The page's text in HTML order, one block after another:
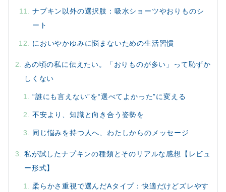
ナプキン以外の選択肢：吸水ショーツやおりものシ
ート
においやかゆみに悩まないための生活習慣
あの頃の私に伝えたい。「おりものが多い」って恥ずか
しくない
“誰にも言えない”を“選べてよかった”に変える
不安より、知識と向き合う姿勢を
同じ悩みを持つ人へ、わたしからのメッセージ
私が試したナプキンの種類とそのリアルな感想【レビュ
ー形式】
柔らかさ重視で選んだAタイプ：快適だけどズレやす